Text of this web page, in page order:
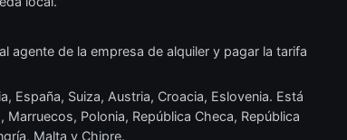
agente de la empresa de alquiler y pagar la tarifa
España, Suiza, Austria, Croacia, Eslovenia. Está
Polonia, República Checa, República
Malta y Chipre.